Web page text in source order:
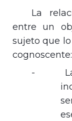
La
entre un
sujeto que
cognoscente:
-